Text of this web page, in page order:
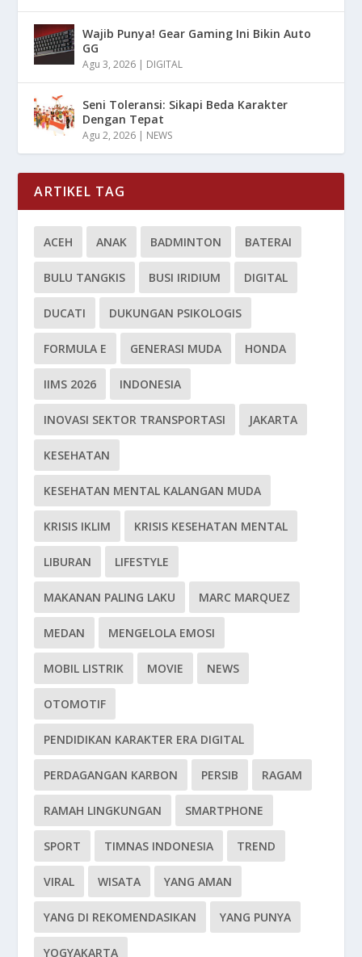
Wajib Punya! Gear Gaming Ini Bikin Auto
GG
Agu 3, 2026 | DIGITAL
Seni Toleransi: Sikapi Beda Karakter
Dengan Tepat
Agu 2, 2026 | NEWS
ARTIKEL TAG
ACEH ANAK BADMINTON BATERAI
BULU TANGKIS BUSI IRIDIUM DIGITAL
DUCATI DUKUNGAN PSIKOLOGIS
FORMULA E GENERASI MUDA HONDA
IIMS 2026 INDONESIA
INOVASI SEKTOR TRANSPORTASI JAKARTA
KESEHATAN
KESEHATAN MENTAL KALANGAN MUDA
KRISIS IKLIM KRISIS KESEHATAN MENTAL
LIBURAN LIFESTYLE
MAKANAN PALING LAKU MARC MARQUEZ
MEDAN MENGELOLA EMOSI
MOBIL LISTRIK MOVIE NEWS
OTOMOTIF
PENDIDIKAN KARAKTER ERA DIGITAL
PERDAGANGAN KARBON PERSIB RAGAM
RAMAH LINGKUNGAN SMARTPHONE
SPORT TIMNAS INDONESIA TREND
VIRAL WISATA YANG AMAN
YANG DI REKOMENDASIKAN YANG PUNYA
YOGYAKARTA